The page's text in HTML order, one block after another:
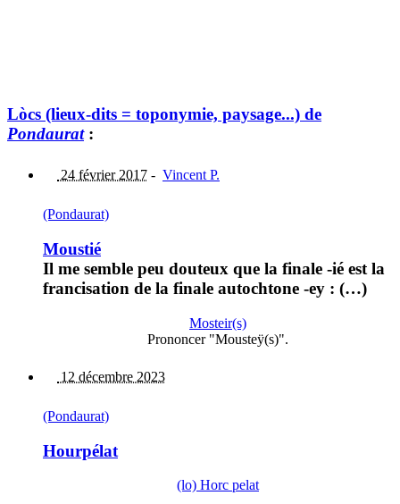
Lòcs (lieux-dits = toponymie, paysage...) de
Pondaurat:
24 février 2017 - Vincent P.
(Pondaurat)
Moustié
Il me semble peu douteux que la finale -ié est la
francisation de la finale autochtone -ey : (…)
Mosteir(s)
Prononcer "Mousteÿ(s)".
12 décembre 2023
(Pondaurat)
Hourpélat
(lo) Horc pelat